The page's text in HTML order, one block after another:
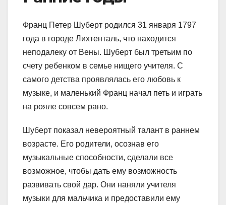
Франц Петер Шуберт родился 31 января 1797
года в городе Лихтенталь, что находится
неподалеку от Вены. Шуберт был третьим по
счету ребенком в семье нищего учителя. С
самого детства проявлялась его любовь к
музыке, и маленький Франц начал петь и играть
на рояле совсем рано.
Шуберт показал невероятный талант в раннем
возрасте. Его родители, осознав его
музыкальные способности, сделали все
возможное, чтобы дать ему возможность
развивать свой дар. Они наняли учителя
музыки для мальчика и предоставили ему